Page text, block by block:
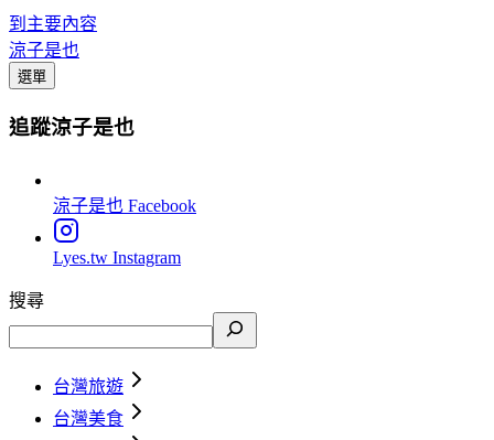
到主要內容
涼子是也
選單
追蹤涼子是也
涼子是也 Facebook
Lyes.tw Instagram
搜尋
台灣旅遊
台灣美食